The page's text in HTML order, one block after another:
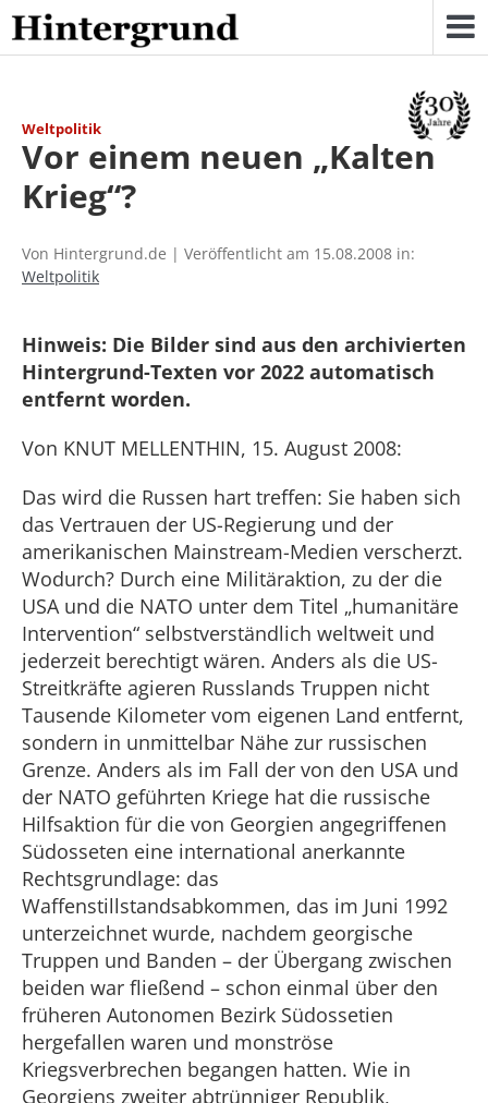
Skip
to
content
Weltpolitik
Vor einem neuen „Kalten
Krieg“?
Von Hintergrund.de | Veröffentlicht am 15.08.2008 in:
Weltpolitik
Hinweis: Die Bilder sind aus den archivierten
Hintergrund-Texten vor 2022 automatisch
entfernt worden.
Von KNUT MELLENTHIN, 15. August 2008:
Das wird die Russen hart treffen: Sie haben sich
das Vertrauen der US-Regierung und der
amerikanischen Mainstream-Medien verscherzt.
Wodurch? Durch eine Militäraktion, zu der die
USA und die NATO unter dem Titel „humanitäre
Intervention“ selbstverständlich weltweit und
jederzeit berechtigt wären. Anders als die US-
Streitkräfte agieren Russlands Truppen nicht
Tausende Kilometer vom eigenen Land entfernt,
sondern in unmittelbar Nähe zur russischen
Grenze. Anders als im Fall der von den USA und
der NATO geführten Kriege hat die russische
Hilfsaktion für die von Georgien angegriffenen
Südosseten eine international anerkannte
Rechtsgrundlage: das
Waffenstillstandsabkommen, das im Juni 1992
unterzeichnet wurde, nachdem georgische
Truppen und Banden – der Übergang zwischen
beiden war fließend – schon einmal über den
früheren Autonomen Bezirk Südossetien
hergefallen waren und monströse
Kriegsverbrechen begangen hatten. Wie in
Georgiens zweiter abtrünniger Republik,